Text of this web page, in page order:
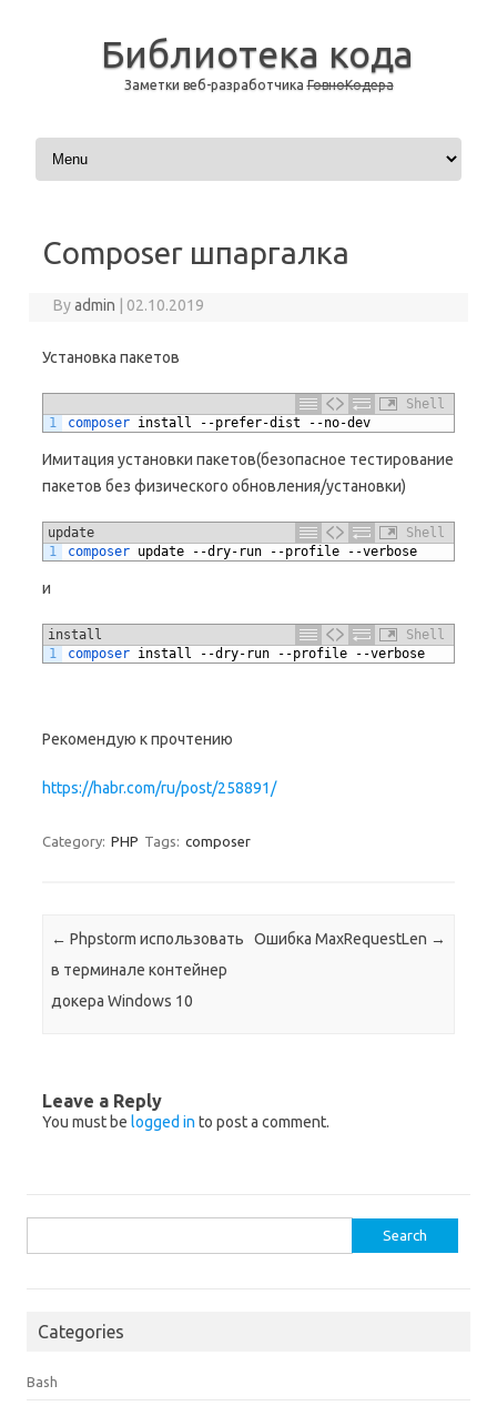
Библиотека кода
Заметки веб-разработчикаГовноКодера
Skip to content
Composer шпаргалка
Byadmin 02.10.2019
Установка пакетов
Shell
1
composer install --prefer-dist --no-dev
Имитация установки пакетов(безопасное тестирование
пакетов без физического обновления/установки)
update
Shell
1
composer update --dry- run --profile --verbose
и
install
Shell
1
composer install --dry- run --profile --verbose
Рекомендую к прочтению
https://habr.com/ru/post/258891/
Category: PHP Tags: composer
Post navigation
← Phpstorm использовать
в терминале контейнер
докера Windows 10
Ошибка MaxRequestLen →
Leave a Reply
You must be logged in to post a comment.
for:
Categories
Bash